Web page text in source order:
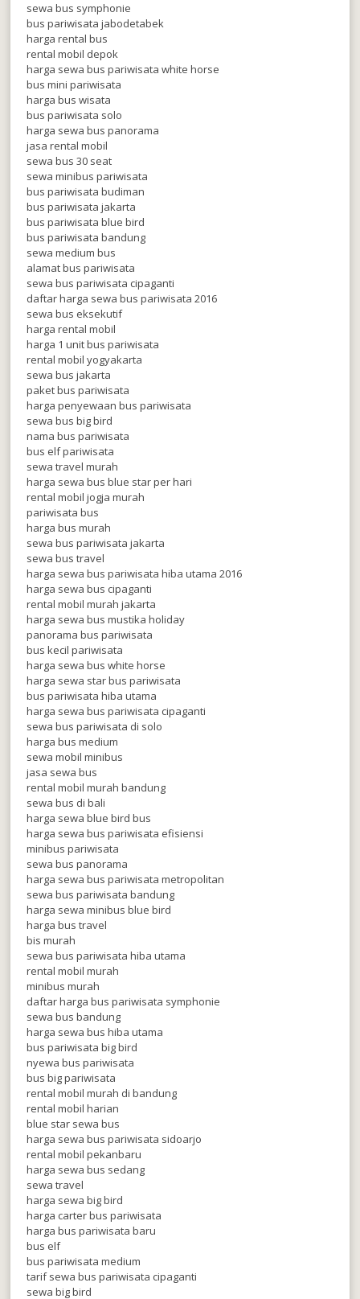
sewa bus symphonie
bus pariwisata jabodetabek
harga rental bus
rental mobil depok
harga sewa bus pariwisata white horse
bus mini pariwisata
harga bus wisata
bus pariwisata solo
harga sewa bus panorama
jasa rental mobil
sewa bus 30 seat
sewa minibus pariwisata
bus pariwisata budiman
bus pariwisata jakarta
bus pariwisata blue bird
bus pariwisata bandung
sewa medium bus
alamat bus pariwisata
sewa bus pariwisata cipaganti
daftar harga sewa bus pariwisata 2016
sewa bus eksekutif
harga rental mobil
harga 1 unit bus pariwisata
rental mobil yogyakarta
sewa bus jakarta
paket bus pariwisata
harga penyewaan bus pariwisata
sewa bus big bird
nama bus pariwisata
bus elf pariwisata
sewa travel murah
harga sewa bus blue star per hari
rental mobil jogja murah
pariwisata bus
harga bus murah
sewa bus pariwisata jakarta
sewa bus travel
harga sewa bus pariwisata hiba utama 2016
harga sewa bus cipaganti
rental mobil murah jakarta
harga sewa bus mustika holiday
panorama bus pariwisata
bus kecil pariwisata
harga sewa bus white horse
harga sewa star bus pariwisata
bus pariwisata hiba utama
harga sewa bus pariwisata cipaganti
sewa bus pariwisata di solo
harga bus medium
sewa mobil minibus
jasa sewa bus
rental mobil murah bandung
sewa bus di bali
harga sewa blue bird bus
harga sewa bus pariwisata efisiensi
minibus pariwisata
sewa bus panorama
harga sewa bus pariwisata metropolitan
sewa bus pariwisata bandung
harga sewa minibus blue bird
harga bus travel
bis murah
sewa bus pariwisata hiba utama
rental mobil murah
minibus murah
daftar harga bus pariwisata symphonie
sewa bus bandung
harga sewa bus hiba utama
bus pariwisata big bird
nyewa bus pariwisata
bus big pariwisata
rental mobil murah di bandung
rental mobil harian
blue star sewa bus
harga sewa bus pariwisata sidoarjo
rental mobil pekanbaru
harga sewa bus sedang
sewa travel
harga sewa big bird
harga carter bus pariwisata
harga bus pariwisata baru
bus elf
bus pariwisata medium
tarif sewa bus pariwisata cipaganti
sewa big bird